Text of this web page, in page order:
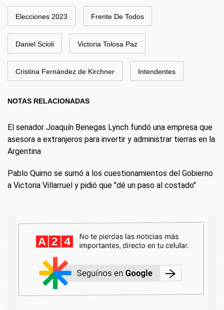
Elecciones 2023 Frente De Todos
Daniel Scioli Victoria Tolosa Paz
Cristina Fernández de Kirchner Intendentes
NOTAS RELACIONADAS
El senador Joaquín Benegas Lynch fundó una empresa que
asesora a extranjeros para invertir y administrar tierras en la
Argentina
Pablo Quirno se sumó a los cuestionamientos del Gobierno
a Victoria Villarruel y pidió que "dé un paso al costado"